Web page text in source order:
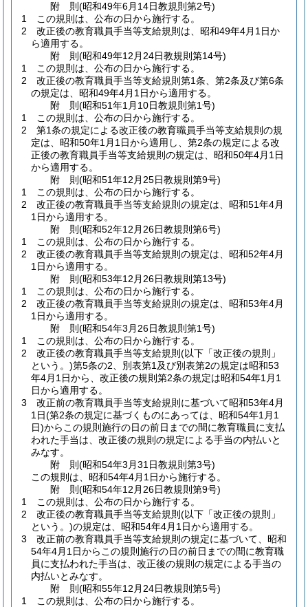
附 則(昭和49年6月14日教規則第2号)
1
この規則は、公布の日から施行する。
2
改正後の教育職員手当等支給規則は、昭和49年4月1日か
ら適用する。
附 則(昭和49年12月24日教規則第14号)
1
この規則は、公布の日から施行する。
2
改正後の教育職員手当等支給規則第1条、第2条及び第6条
の規定は、昭和49年4月1日から適用する。
附 則(昭和51年1月10日教規則第1号)
1
この規則は、公布の日から施行する。
2
第1条の規定による改正後の教育職員手当等支給規則の規
定は、昭和50年1月1日から適用し、第2条の規定による改
正後の教育職員手当等支給規則の規定は、昭和50年4月1日
から適用する。
附 則(昭和51年12月25日教規則第9号)
1
この規則は、公布の日から施行する。
2
改正後の教育職員手当等支給規則の規定は、昭和51年4月
1日から適用する。
附 則(昭和52年12月26日教規則第6号)
1
この規則は、公布の日から施行する。
2
改正後の教育職員手当等支給規則の規定は、昭和52年4月
1日から適用する。
附 則(昭和53年12月26日教規則第13号)
1
この規則は、公布の日から施行する。
2
改正後の教育職員手当等支給規則の規定は、昭和53年4月
1日から適用する。
附 則(昭和54年3月26日教規則第1号)
1
この規則は、公布の日から施行する。
2
改正後の教育職員手当等支給規則 (以下「改正後の規則」
という。)第5条の2、別表第1及び別表第2の規定は昭和53
年4月1日から、改正後の規則第2条の規定は昭和54年1月1
日から適用する。
3
改正前の教育職員手当等支給規則に基づいて昭和53年4月
1日(第2条の規定に基づくものにあっては、昭和54年1月1
日)からこの規則施行の日の前日までの間に教育職員に支払
われた手当は、改正後の規則の規定による手当の内払いと
みなす。
附 則(昭和54年3月31日教規則第3号)
この規則は、昭和54年4月1日から施行する。
附 則(昭和54年12月26日教規則第9号)
1
この規則は、公布の日から施行する。
2
改正後の教育職員手当等支給規則 (以下「改正後の規則」
という。)の規定は、昭和54年4月1日から適用する。
3
改正前の教育職員手当等支給規則の規定に基づいて、昭和
54年4月1日からこの規則施行の日の前日までの間に教育職
員に支払われた手当は、改正後の規則の規定による手当の
内払いとみなす。
附 則(昭和55年12月24日教規則第5号)
1
この規則は、公布の日から施行する。